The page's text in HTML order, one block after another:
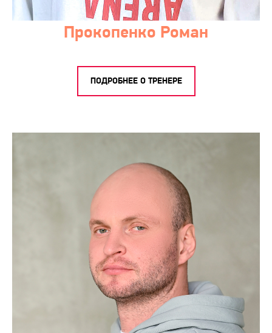
Прокопенко Роман
ПОДРОБНЕЕ О ТРЕНЕРЕ